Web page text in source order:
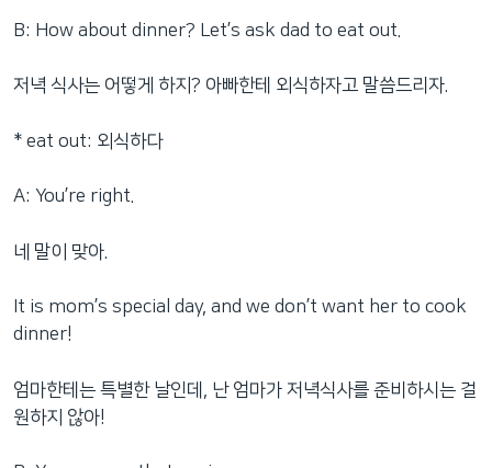
B: How about dinner? Let’s ask dad to eat out.
저녁 식사는 어떻게 하지? 아빠한테 외식하자고 말씀드리자.
* eat out: 외식하다
A: You’re right.
네 말이 맞아.
It is mom’s special day, and we don’t want her to cook
dinner!
엄마한테는 특별한 날인데, 난 엄마가 저녁식사를 준비하시는 걸
원하지 않아!